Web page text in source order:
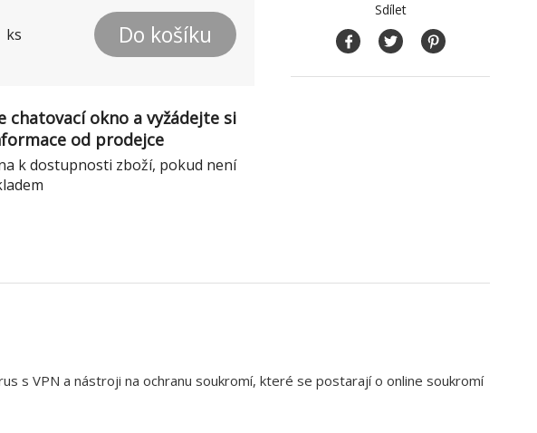
ks Do košíku
chatovací okno a vyžádejte si
od prodejce
k dostupnosti zboží, pokud není
Sdílet
s VPN a nástroji na ochranu soukromí, které se postarají o online soukromí